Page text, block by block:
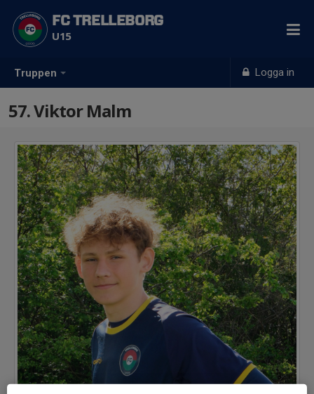
Truppen Logga in
FC TRELLEBORG
U15
57. Viktor Malm